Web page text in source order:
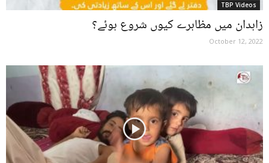
TBP Videos
زاہدان میں مظاہرے کیوں شروع ہوئے؟
October 12, 2022